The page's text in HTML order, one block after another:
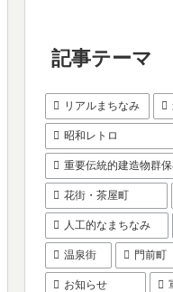
記事テーマ
リアルまちなみ
昭和レトロ
重要伝統的建造物群
花街・茶屋町
人工的なまちなみ
温泉街 門前町
お知らせ